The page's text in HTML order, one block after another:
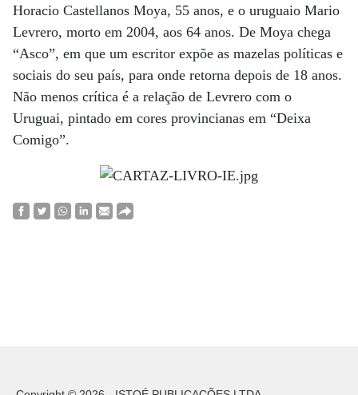
Horacio Castellanos Moya, 55 anos, e o uruguaio Mario
Levrero, morto em 2004, aos 64 anos. De Moya chega
“Asco”, em que um escritor expõe as mazelas políticas e
sociais do seu país, para onde retorna depois de 18 anos.
Não menos crítica é a relação de Levrero com o
Uruguai, pintado em cores provincianas em “Deixa
Comigo”.